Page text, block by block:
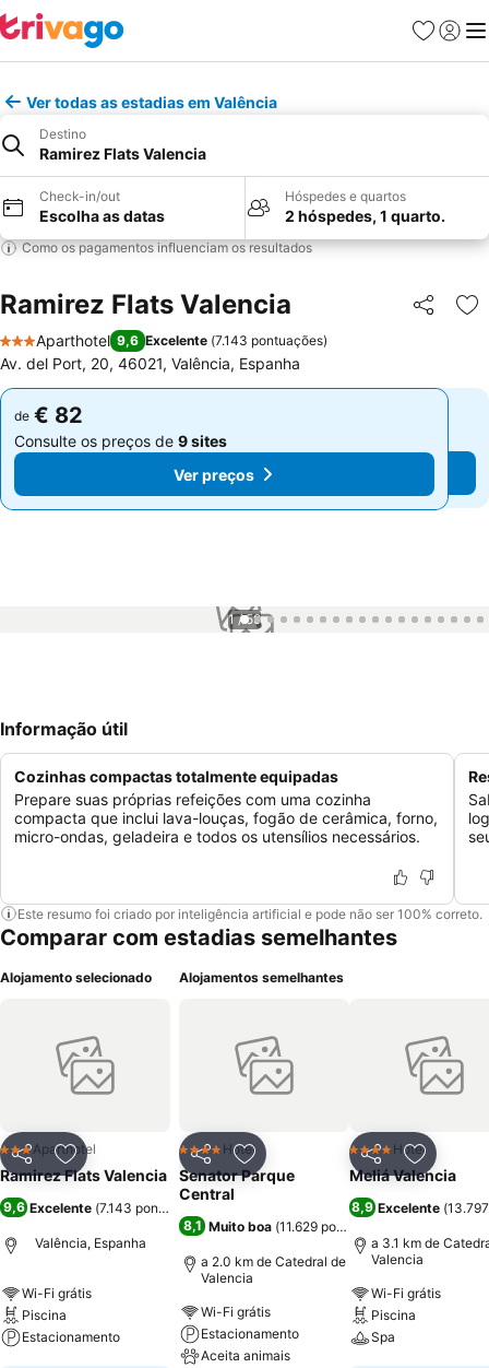
Favoritos
Iniciar
Ver todas as estadias em Valência
Destino
Ramirez Flats Valencia
Check-in/out
Escolha as datas
Hóspedes e quartos
2 hóspedes, 1 quarto.
Como os pagamentos influenciam os resultados
Ramirez Flats Valencia Partilhar
3 Estrelas
Aparthotel 9,6 Excelente (7.143 pontuações)
Av. del Port, 20, 46021, Valência, Espanha
de € 82
Consulte os preços de 9 sites
Ver preços
de € 82
Consulte os preços de 9 sites
Ver preços
1 / 59
Informação útil
Cozinhas compactas totalmente equipadas
Prepare suas próprias refeições com uma cozinha
compacta que inclui lava-louças, fogão de cerâmica, forno,
micro-ondas, geladeira e todos os utensílios necessários.
Este resumo foi criado por inteligência artificial e pode não ser 100% correto.
Comparar com estadias semelhantes
Alojamento selecionado
PartilharAdicionar aos favoritos
3 EstrelasAparthotel
Ramirez Flats Valencia
9,6 Excelente (7.143 pontuações
Valência, Espanha
Wi-Fi grátis
Piscina
Estacionamento
Alojamentos semelhantes
PartilharAdicionar aos favoritos
4 EstrelasHotel
Senator Parque
Central
8,1 Muito boa (11.629 pontuações
a 2.0 km de Catedral de
Valencia
Wi-Fi grátis
Estacionamento
Aceita animais
Partilhar
4 EstrelasHotel
Meliá Valencia
8,9 Excelente (
a 3.1 km de
Valencia
Wi-Fi grátis
Piscina
Spa